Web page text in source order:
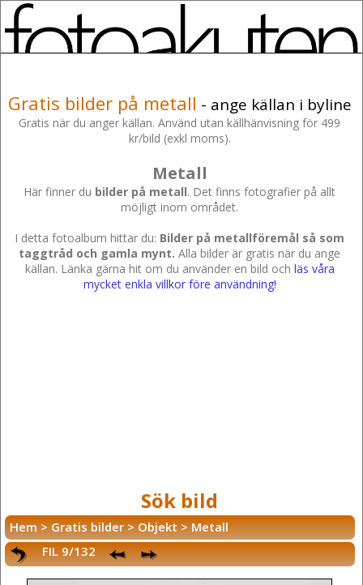
Gratis bilder på metall - ange källan i byline
Gratis när du anger källan. Använd utan källhänvisning för 499
kr/bild (exkl moms).
Metall
Här finner du bilder på metall. Det finns fotografier på allt
möjligt inom området.
I detta fotoalbum hittar du: Bilder på metallföremål så som
taggtråd och gamla mynt. Alla bilder är gratis när du ange
källan. Länka gärna hit om du använder en bild och läs våra
mycket enkla villkor före användning!
Sök bild
Hem>Gratis bilder>Objekt>Metall
FIL 9/132